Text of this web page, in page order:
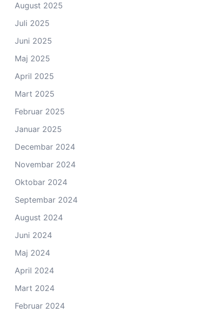
August 2025
Juli 2025
Juni 2025
Maj 2025
April 2025
Mart 2025
Februar 2025
Januar 2025
Decembar 2024
Novembar 2024
Oktobar 2024
Septembar 2024
August 2024
Juni 2024
Maj 2024
April 2024
Mart 2024
Februar 2024